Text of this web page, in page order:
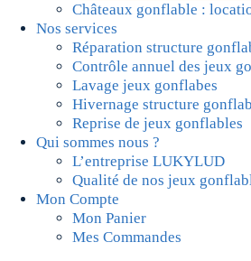
Châteaux gonflable :
Nos services
Réparation structure
Contrôle annuel des jeux
Lavage jeux gonflabes
Hivernage structure
Reprise de jeux gonflables
Qui sommes nous ?
L’entreprise LUKYLUD
Qualité de nos jeux
Mon Compte
Mon Panier
Mes Commandes